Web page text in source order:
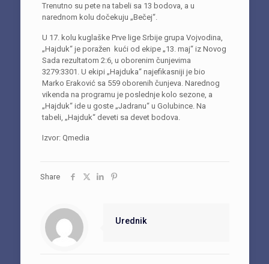
Trenutno su pete na tabeli sa 13 bodova, a u
narednom kolu dočekuju „Bečej“.
U 17. kolu kuglaške Prve lige Srbije grupa Vojvodina,
„Hajduk“ je poražen kući od ekipe „13. maj“ iz Novog
Sada rezultatom 2:6, u oborenim čunjevima
3279:3301. U ekipi „Hajduka“ najefikasniji je bio
Marko Eraković sa 559 oborenih čunjeva. Narednog
vikenda na programu je poslednje kolo sezone, a
„Hajduk“ ide u goste „Jadranu“ u Golubince. Na
tabeli, „Hajduk“ deveti sa devet bodova.
Izvor: Qmedia
Share
Urednik